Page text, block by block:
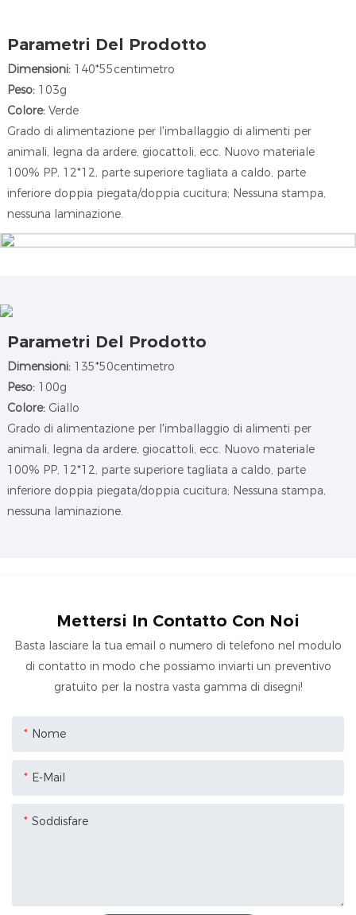
Parametri Del Prodotto
Dimensioni: 140*55centimetro
Peso: 103g
Colore: Verde
Grado di alimentazione per l'imballaggio di alimenti per
animali, legna da ardere, giocattoli, ecc. Nuovo materiale
100% PP, 12*12, parte superiore tagliata a caldo, parte
inferiore doppia piegata/doppia cucitura; Nessuna stampa,
nessuna laminazione.
Parametri Del Prodotto
Dimensioni: 135*50centimetro
Peso: 100g
Colore: Giallo
Grado di alimentazione per l'imballaggio di alimenti per
animali, legna da ardere, giocattoli, ecc. Nuovo materiale
100% PP, 12*12, parte superiore tagliata a caldo, parte
inferiore doppia piegata/doppia cucitura; Nessuna stampa,
nessuna laminazione.
Mettersi In Contatto Con Noi
Basta lasciare la tua email o numero di telefono nel modulo
di contatto in modo che possiamo inviarti un preventivo
gratuito per la nostra vasta gamma di disegni!
Nome
E-Mail
Soddisfare